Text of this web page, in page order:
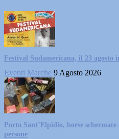
Festival Sudamericana, il 23
Eventi Marche 9 Agosto 2026
Porto Sant’Elpidio, borse
persone